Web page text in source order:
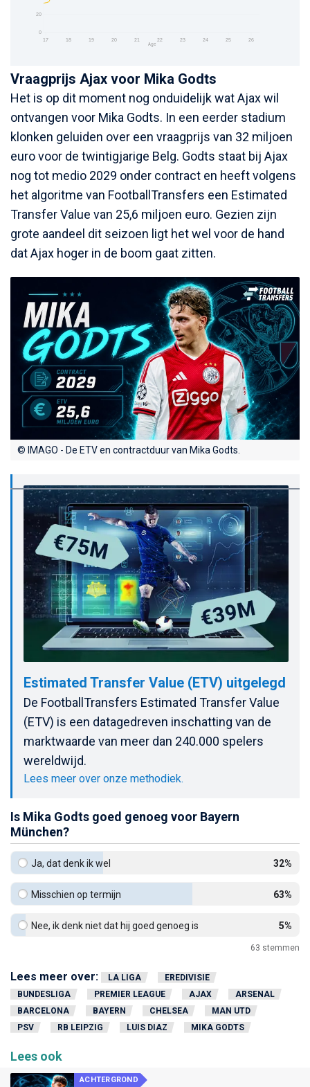
Vraagprijs Ajax voor Mika Godts
Het is op dit moment nog onduidelijk wat Ajax wil
ontvangen voor Mika Godts. In een eerder stadium
klonken geluiden over een vraagprijs van 32 miljoen
euro voor de twintigjarige Belg. Godts staat bij Ajax
nog tot medio 2029 onder contract en heeft volgens
het algoritme van FootballTransfers een Estimated
Transfer Value van 25,6 miljoen euro. Gezien zijn
grote aandeel dit seizoen ligt het wel voor de hand
dat Ajax hoger in de boom gaat zitten.
© IMAGO - De ETV en contractduur van Mika Godts.
Estimated Transfer Value (ETV) uitgelegd
De FootballTransfers Estimated Transfer Value
(ETV) is een datagedreven inschatting van de
marktwaarde van meer dan 240.000 spelers
wereldwijd.
Lees meer over onze methodiek.
Is Mika Godts goed genoeg voor Bayern
München?
Ja, dat denk ik wel 32%
Misschien op termijn 63%
Nee, ik denk niet dat hij goed genoeg is 5%
63 stemmen
Lees meer over: LA LIGA
EREDIVISIE
BUNDESLIGA
PREMIER LEAGUE AJAX
ARSENAL
BARCELONA
BAYERN CHELSEA
MAN UTD
PSV
RB LEIPZIG LUIS DIAZ MIKA GODTS
Lees ook
ACHTERGROND